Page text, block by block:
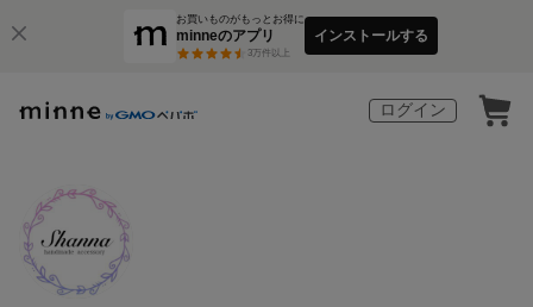
お買いものがもっとお得に
minneのアプリ
3万件以上
インストールする
ログイン